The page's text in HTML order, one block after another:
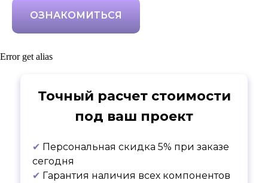
ОЗНАКОМИТЬСЯ
Error get alias
Точный расчет стоимости
под ваш проект
✔ Персональная скидка 5% при заказе
сегодня
✔ Гарантия наличия всех компонентов